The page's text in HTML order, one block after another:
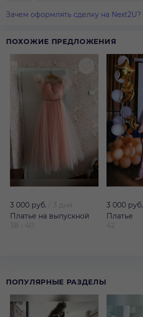
Зачем оформлять сделку на Next2U?
ПОХОЖИЕ ПРЕДЛОЖЕНИЯ
3 000 руб.
3 дня
Платье на выпускной
38 - 40
3 000 руб.
Платье
42
ПОПУЛЯРНЫЕ РАЗДЕЛЫ